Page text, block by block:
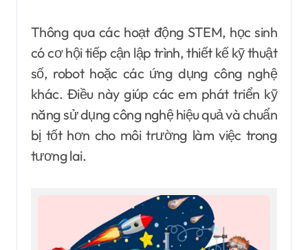
Thông qua các hoạt động STEM, học sinh
có cơ hội tiếp cận lập trình, thiết kế kỹ thuật
số, robot hoặc các ứng dụng công nghệ
khác. Điều này giúp các em phát triển kỹ
năng sử dụng công nghệ hiệu quả và chuẩn
bị tốt hơn cho môi trường làm việc trong
tương lai.